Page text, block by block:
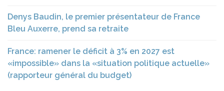
Denys Baudin, le premier présentateur de France
Bleu Auxerre, prend sa retraite
France: ramener le déficit à 3% en 2027 est
«impossible» dans la «situation politique actuelle»
(rapporteur général du budget)